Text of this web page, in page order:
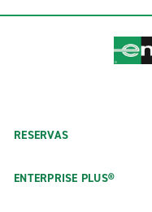
RESERVAS
ENTERPRISE PLUS®